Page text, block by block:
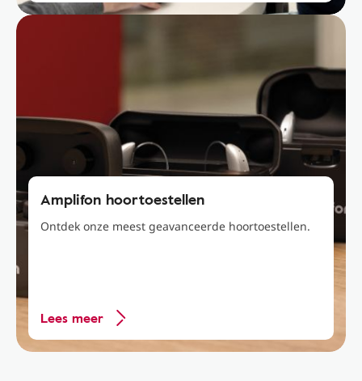
Amplifon hoortoestellen
Ontdek onze meest geavanceerde hoortoestellen.
Lees meer